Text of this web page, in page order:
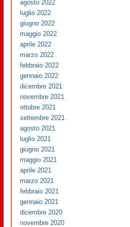
agosto 2022
luglio 2022
giugno 2022
maggio 2022
aprile 2022
marzo 2022
febbraio 2022
gennaio 2022
dicembre 2021
novembre 2021
ottobre 2021
settembre 2021
agosto 2021
luglio 2021
giugno 2021
maggio 2021
aprile 2021
marzo 2021
febbraio 2021
gennaio 2021
dicembre 2020
novembre 2020